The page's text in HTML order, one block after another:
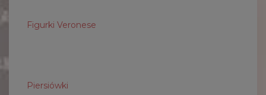
Figurki Veronese
Piersiówki